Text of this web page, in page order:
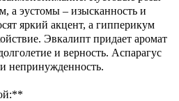
а эустомы – изысканность и
яркий акцент, а гипперикум
Эвкалипт придает аромат
и верность. Аспарагус
и непринужденность.